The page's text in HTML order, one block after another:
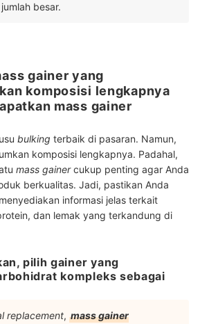
besar.
gainer yang
komposisi lengkapnya
mass gainer
bulking terbaik di pasaran. Namun,
komposisi lengkapnya. Padahal,
mass gainercukup penting agar Anda
berkualitas. Jadi, pastikan Anda
informasi jelas terkait
dan lemak yang terkandung di
pilih gainer yang
kompleks sebagai
replacement, mass gainer